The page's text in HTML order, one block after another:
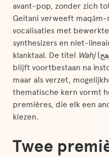
avant-pop, zonder zich
Geitani verweeft
vocalisaties met
synthesizers en niet-
klanktaal. De titel Wahj(وهج, ‘gloed’) verwijst naar wat
blijft voortbestaan na
maar als verzet,
thematische kern vormt
premières, die elk een
kiezen.
Twee